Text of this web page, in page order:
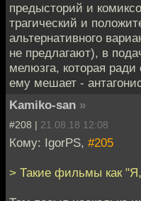
предысторий и
трагический и
альтернативного
не предлагают), в
мелюзга, которая
ему мешает -
Kamiko-san »
#208 | 21.08.18 12:08
Кому: IgorPS, #205
> Такие фильмы как